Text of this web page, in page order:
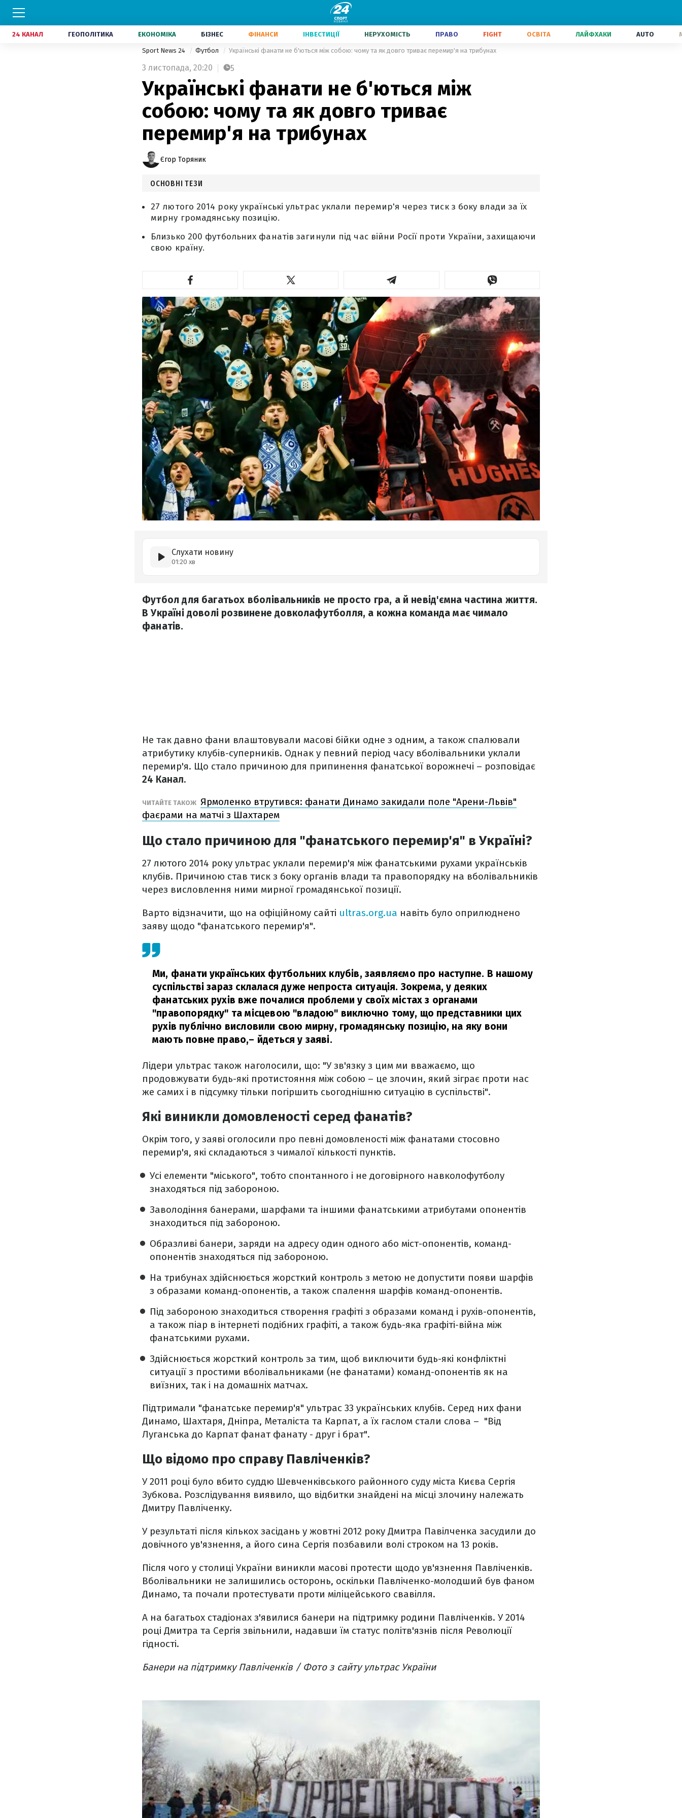
24 КАНАЛ ГЕОПОЛІТИКА ЕКОНОМІКА БІЗНЕС ФІНАНСИ ІНВЕСТИЦІЇ НЕРУХОМІСТЬ ПРАВО FIGHT ОСВІТА ЛАЙФХАКИ AUTO
Sport News 24 Футбол Українські фанати не б'ються між собою: чому та як довго триває перемир'я на трибунах
3 листопада, 20:20 5
Українські фанати не б'ються між
собою: чому та як довго триває
перемир'я на трибунах
Єгор Торяник
ОСНОВНІ ТЕЗИ
27 лютого 2014 року українські ультрас уклали перемир'я через тиск з боку влади за їх
мирну громадянську позицію.
Близько 200 футбольних фанатів загинули під час війни Росії проти України, захищаючи
свою країну.
Слухати новину
01:20 хв
Футбол для багатьох вболівальників не просто гра, а й невід'ємна частина життя.
В Україні доволі розвинене довколафутболля, а кожна команда має чимало
фанатів.
Не так давно фани влаштовували масові бійки одне з одним, а також спалювали
атрибутику клубів-суперників. Однак у певний період часу вболівальники уклали
перемир'я. Що стало причиною для припинення фанатської ворожнечі – розповідає
24 Канал.
ЧИТАЙТЕ ТАКОЖ Ярмоленко втрутився: фанати Динамо закидали поле "Арени-Львів"
фаєрами на матчі з Шахтарем
Що стало причиною для "фанатського перемир'я" в Україні?
27 лютого 2014 року ультрас уклали перемир'я між фанатськими рухами українськів
клубів. Причиною став тиск з боку органів влади та правопорядку на вболівальників
через висловлення ними мирної громадянської позиції.
Варто відзначити, що на офіційному сайті ultras.org.ua навіть було оприлюднено
заяву щодо "фанатського перемир'я".
Ми, фанати українських футбольних клубів, заявляємо про наступне. В нашому
суспільстві зараз склалася дуже непроста ситуація. Зокрема, у деяких
фанатських рухів вже почалися проблеми у своїх містах з органами
"правопорядку" та місцевою "владою" виключно тому, що представники цих
рухів публічно висловили свою мирну, громадянську позицію, на яку вони
мають повне право,– йдеться у заяві.
Лідери ультрас також наголосили, що: "У зв'язку з цим ми вважаємо, що
продовжувати будь-які протистояння між собою – це злочин, який зіграє проти нас
же самих і в підсумку тільки погіршить сьогоднішню ситуацію в суспільстві".
Які виникли домовленості серед фанатів?
Окрім того, у заяві оголосили про певні домовленості між фанатами стосовно
перемир'я, які складаються з чималої кількості пунктів.
Усі елементи "міського", тобто спонтанного і не договірного навколофутболу
знаходяться під забороною.
Заволодіння банерами, шарфами та іншими фанатськими атрибутами опонентів
знаходиться під забороною.
Образливі банери, заряди на адресу один одного або міст-опонентів, команд-
опонентів знаходяться під забороною.
На трибунах здійснюється жорсткий контроль з метою не допустити появи шарфів
з образами команд-опонентів, а також спалення шарфів команд-опонентів.
Під забороною знаходиться створення графіті з образами команд і рухів-опонентів,
а також піар в інтернеті подібних графіті, а також будь-яка графіті-війна між
фанатськими рухами.
Здійснюється жорсткий контроль за тим, щоб виключити будь-які конфліктні
ситуації з простими вболівальниками (не фанатами) команд-опонентів як на
виїзних, так і на домашніх матчах.
Підтримали "фанатське перемир'я" ультрас 33 українських клубів. Серед них фани
Динамо, Шахтаря, Дніпра, Металіста та Карпат, а їх гаслом стали слова – "Від
Луганська до Карпат фанат фанату - друг і брат".
Що відомо про справу Павліченків?
У 2011 році було вбито суддю Шевченківського районного суду міста Києва Сергія
Зубкова. Розслідування виявило, що відбитки знайдені на місці злочину належать
Дмитру Павліченку.
У результаті після кількох засідань у жовтні 2012 року Дмитра Павілченка засудили до
довічного ув'язнення, а його сина Сергія позбавили волі строком на 13 років.
Після чого у столиці України виникли масові протести щодо ув'язнення Павліченків.
Вболівальники не залишились осторонь, оскільки Павліченко-молодший був фаном
Динамо, та почали протестувати проти міліцейського свавілля.
А на багатьох стадіонах з'явилися банери на підтримку родини Павліченків. У 2014
році Дмитра та Сергія звільнили, надавши їм статус політв'язнів після Революції
гідності.
Банери на підтримку Павліченків / Фото з сайту ультрас України